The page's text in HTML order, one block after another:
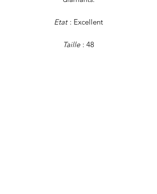
Etat: Excellent
Taille : 48